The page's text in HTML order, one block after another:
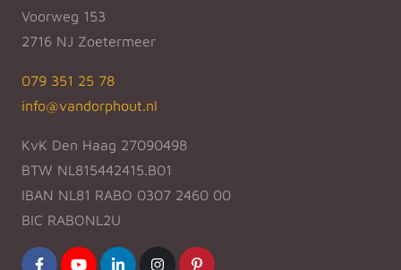
Voorweg 153
2716 NJ Zoetermeer
079 351 25 78
info@vandorphout.nl
KvK Den Haag 27090498
BTW NL815442415.B01
IBAN NL81 RABO 0307 2460 00
BIC RABONL2U